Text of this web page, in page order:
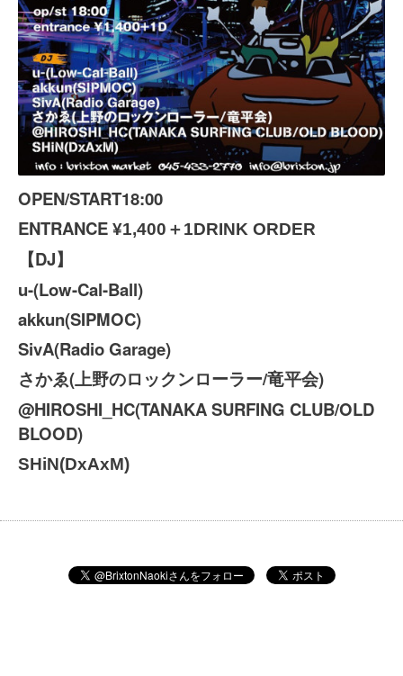
OPEN/START18:00
ENTRANCE ¥1,400＋1DRINK ORDER
【DJ】
u-(Low-Cal-Ball)
akkun(SIPMOC)
SivA(Radio Garage)
さかゑ(上野のロックンローラー/竜平会)
@HIROSHI_HC(TANAKA SURFING CLUB/OLD
BLOOD)
SHiN(DxAxM)